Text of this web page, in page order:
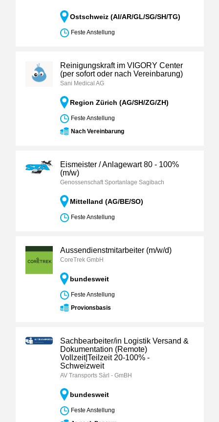
Ostschweiz (AI/AR/GL/SG/SH/TG)
Feste Anstellung
Reinigungskraft im VIGORY Center
(per sofort oder nach Vereinbarung)
Sani Medical AG
Region Zürich (AG/SH/ZG/ZH)
Feste Anstellung
Nach Vereinbarung
Eismeister / Anlagewart 80 - 100%
(m/w)
Genossenschaft Sportanlage Sagibach
Mittelland (AG/BE/SO)
Feste Anstellung
Aussendienstmitarbeiter (m/w/d)
CoreTrek GmbH
bundesweit
Feste Anstellung
Provionsbasis
Sachbearbeiter/in Logistik Versand &
Dokumentation (Remote)
Vollzeit|Teilzeit 20-100% -
Schweizweit
AV Transports Sàrl - GmBH
bundesweit
Feste Anstellung